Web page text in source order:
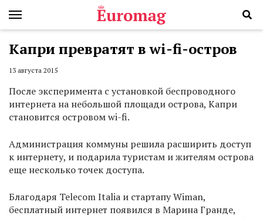
Капри превратят в wi-fi-остров
13 августа 2015
После эксперимента с установкой беспроводного
интернета на небольшой площади острова, Капри
становится островом wi-fi.
Администрация коммуны решила расширить доступ
к интернету, и подарила туристам и жителям острова
еще несколько точек доступа.
Благодаря Telecom Italia и стартапу Wiman,
бесплатный интернет появился в Марина Гранде,